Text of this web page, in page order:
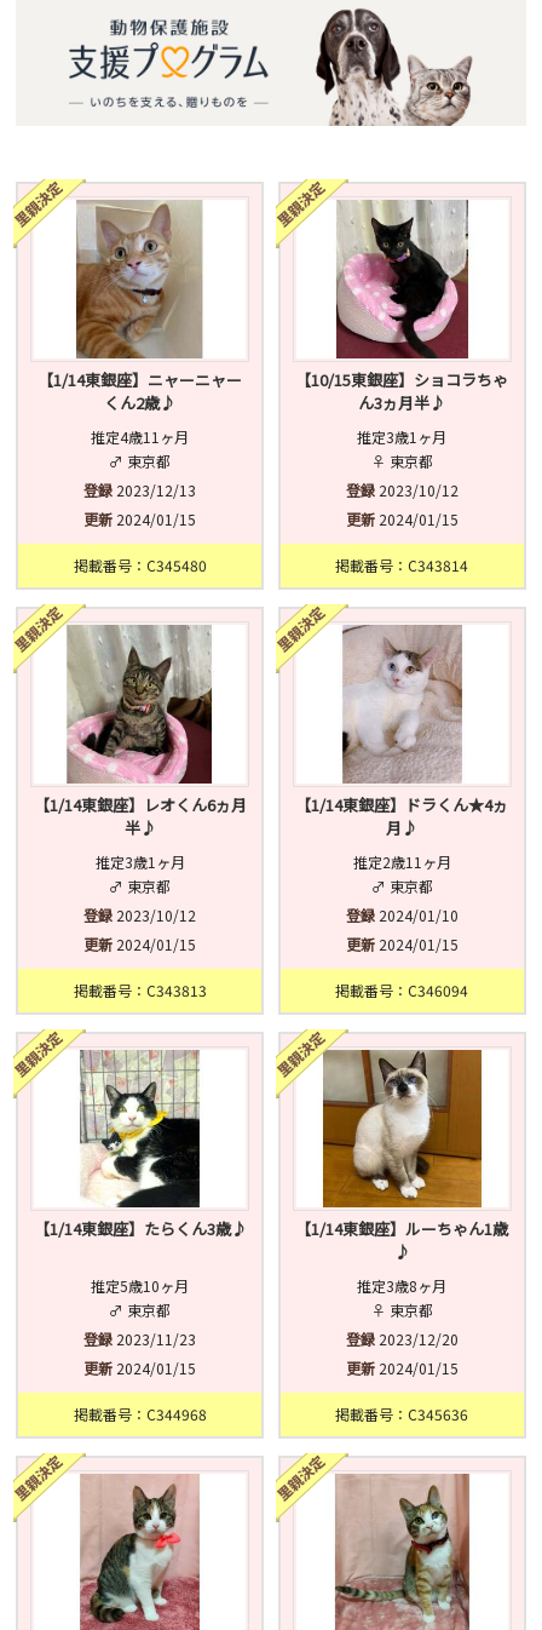
【1/14東銀座】ニャーニャー
くん2歳♪
推定4歳11ヶ月
♂ 東京都
登録 2023/12/13
更新 2024/01/15
掲載番号：C345480
【10/15東銀座】ショコラちゃ
ん3ヵ月半♪
推定3歳1ヶ月
♀ 東京都
登録2023/10/12
更新2024/01/15
掲載番号：C343814
【1/14東銀座】レオくん6ヵ月
半♪
推定3歳1ヶ月
♂ 東京都
登録 2023/10/12
更新 2024/01/15
掲載番号：C343813
【1/14東銀座】ドラくん★4ヵ
月♪
推定2歳11ヶ月
♂ 東京都
登録2024/01/10
更新2024/01/15
掲載番号：C346094
【1/14東銀座】たらくん3歳♪
推定5歳10ヶ月
♂ 東京都
登録 2023/11/23
更新 2024/01/15
掲載番号：C344968
【1/14東銀座】ルーちゃん1歳
♪
推定3歳8ヶ月
♀ 東京都
登録2023/12/20
更新2024/01/15
掲載番号：C345636